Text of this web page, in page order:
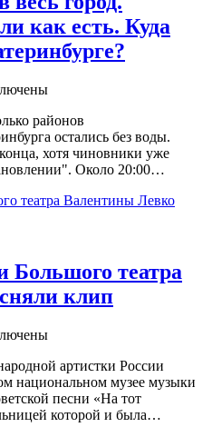
как есть. Куда
районов
остались без воды.
хотя чиновники уже
Около 20:00…
Большого театра
клип
артистки России
национальном музее музыки
песни «На тот
которой и была…